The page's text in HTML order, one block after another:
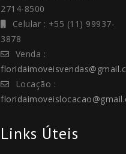
2714-8500
Celular : +55 (11) 99937-
3878
Venda :
Locação :
Links Úteis